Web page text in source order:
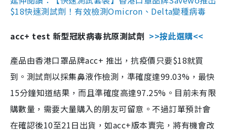
$18快速測試劑！有效檢測Omicron、Delta變種病毒
acc+ test 新型冠狀病毒抗原測試劑 >>按此選購<<
產品由香港口罩品牌acc+ 推出，抗疫價只要$18就買
到。測試劑以採集鼻液作檢測，準確度達99.03%，最快
15分鐘知道結果，而且準確度高達97.25%。目前未有限
購數量，需要大量購入的朋友可留意。不過訂單預計會
在確認後10至21日出貨，如acc+版本賣完，將有機會改